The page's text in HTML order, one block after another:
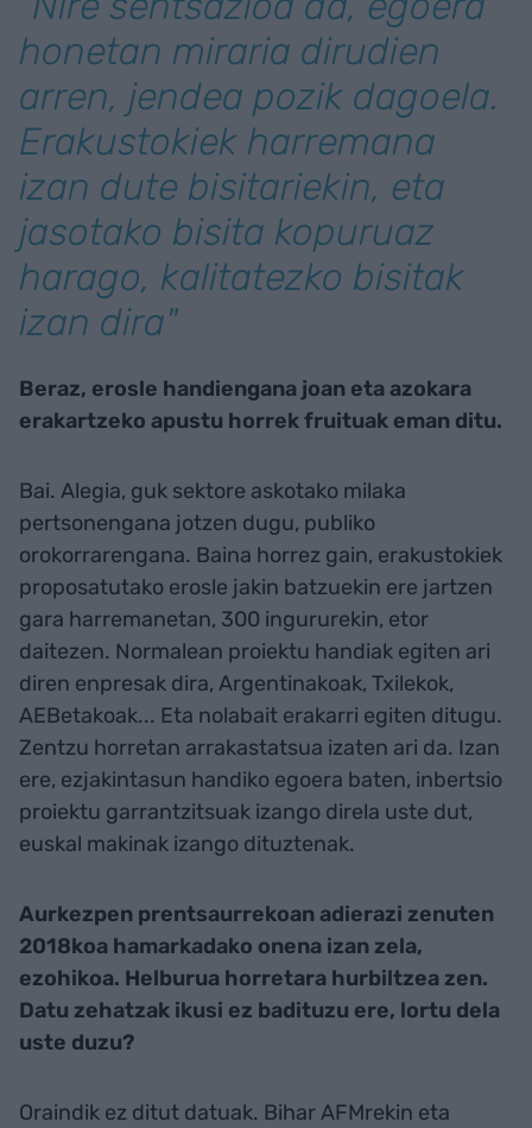
honetan miraria dirudien
arren, jendea pozik dagoela.
Erakustokiek harremana
izan dute bisitariekin, eta
jasotako bisita kopuruaz
harago, kalitatezko bisitak
izan dira"
Beraz, erosle handiengana joan eta azokara
erakartzeko apustu horrek fruituak eman ditu.
Bai. Alegia, guk sektore askotako milaka
pertsonengana jotzen dugu, publiko
orokorrarengana. Baina horrez gain, erakustokiek
proposatutako erosle jakin batzuekin ere jartzen
gara harremanetan, 300 ingururekin, etor
daitezen. Normalean proiektu handiak egiten ari
diren enpresak dira, Argentinakoak, Txilekok,
AEBetakoak... Eta nolabait erakarri egiten ditugu.
Zentzu horretan arrakastatsua izaten ari da. Izan
ere, ezjakintasun handiko egoera baten, inbertsio
proiektu garrantzitsuak izango direla uste dut,
euskal makinak izango dituztenak.
Aurkezpen prentsaurrekoan adierazi zenuten
2018koa hamarkadako onena izan zela,
ezohikoa. Helburua horretara hurbiltzea zen.
Datu zehatzak ikusi ez badituzu ere, lortu dela
uste duzu?
Oraindik ez ditut datuak. Bihar AFMrekin eta